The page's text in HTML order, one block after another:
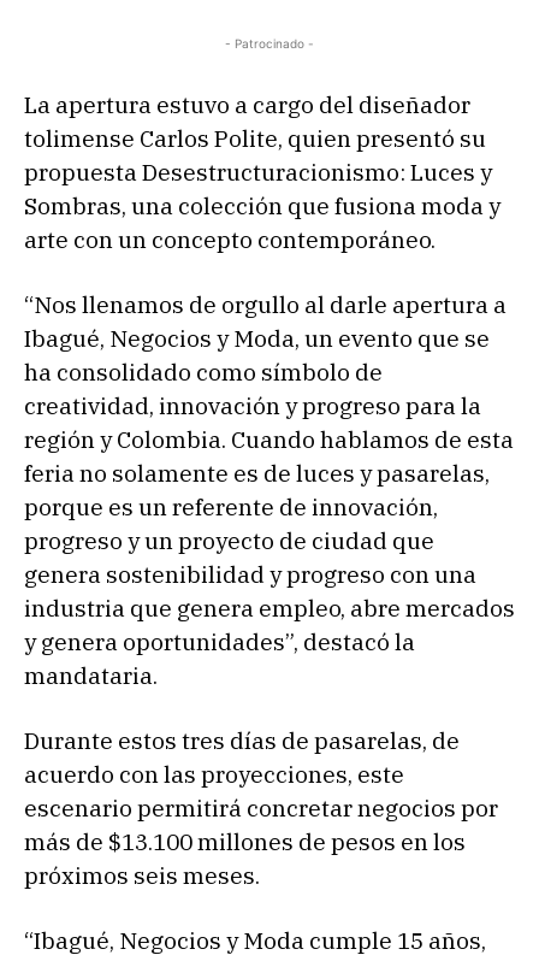
- Patrocinado -
La apertura estuvo a cargo del diseñador
tolimense Carlos Polite, quien presentó su
propuesta Desestructuracionismo: Luces y
Sombras, una colección que fusiona moda y
arte con un concepto contemporáneo.
“Nos llenamos de orgullo al darle apertura a
Ibagué, Negocios y Moda, un evento que se
ha consolidado como símbolo de
creatividad, innovación y progreso para la
región y Colombia. Cuando hablamos de esta
feria no solamente es de luces y pasarelas,
porque es un referente de innovación,
progreso y un proyecto de ciudad que
genera sostenibilidad y progreso con una
industria que genera empleo, abre mercados
y genera oportunidades”, destacó la
mandataria.
Durante estos tres días de pasarelas, de
acuerdo con las proyecciones, este
escenario permitirá concretar negocios por
más de $13.100 millones de pesos en los
próximos seis meses.
“Ibagué, Negocios y Moda cumple 15 años,